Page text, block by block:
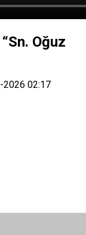
Oğuz
2026 02:17